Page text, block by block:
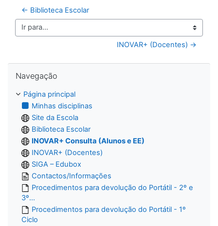
← Biblioteca Escolar
Ir para...
INOVAR+ (Docentes) →
Navegação
Página principal
Minhas disciplinas
Site da Escola
Biblioteca Escolar
INOVAR+ Consulta (Alunos e EE)
INOVAR+ (Docentes)
SIGA – Edubox
Contactos/Informações
Procedimentos para devolução do Portátil - 2º e
3º...
Procedimentos para devolução do Portátil - 1º
Ciclo